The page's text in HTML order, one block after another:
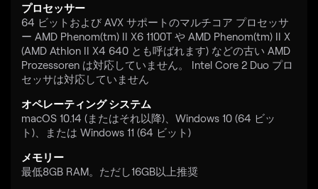
プロセッサー
64 ビットおよび AVX サポートのマルチコア プロセッサ
ー AMD Phenom(tm) II X6 1100T や AMD Phenom(tm) II X
(AMD Athlon II X4 640 とも呼ばれます) などの古い AMD
Prozessoren は対応していません。 Intel Core 2 Duo プロ
セッサは対応していません
オペレーティング システム
macOS 10.14 (またはそれ以降)、Windows 10 (64 ビッ
ト)、または Windows 11 (64 ビット)
メモリー
最低8GB RAM。ただし16GB以上推奨